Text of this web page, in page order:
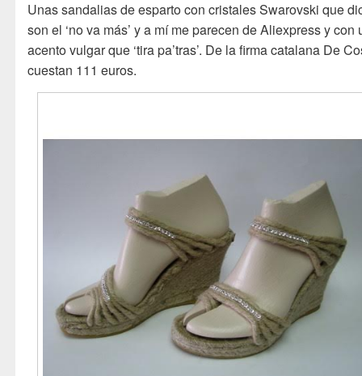
Unas sandalias de esparto con cristales Swarovski que
son el ‘no va más’ y a mí me parecen de Aliexpress y con
acento vulgar que ‘tira pa’tras’. De la firma catalana De
cuestan 111 euros.